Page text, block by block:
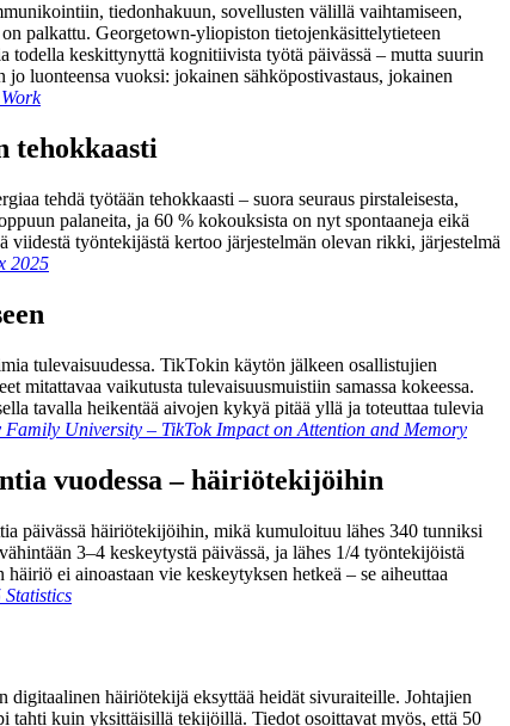
tiedonhakuun, sovellusten välillä vaihtamiseen,
palkattu. Georgetown-yliopiston tietojenkäsittelytieteen
keskittynyttä kognitiivista työtä päivässä – mutta suurin
luonteensa vuoksi: jokainen sähköpostivastaus, jokainen
tehokkaasti
tehdä työtään tehokkaasti – suora seuraus pirstaleisesta,
palaneita, ja 60 % kokouksista on nyt spontaaneja eikä
työntekijästä kertoo järjestelmän olevan rikki, järjestelmä
2025
tulevaisuudessa. TikTokin käytön jälkeen osallistujien
mitattavaa vaikutusta tulevaisuusmuistiin samassa kokeessa.
tavalla heikentää aivojen kykyä pitää yllä ja toteuttaa tulevia
Family University – TikTok Impact on Attention and Memory
vuodessa – häiriötekijöihin
päivässä häiriötekijöihin, mikä kumuloituu lähes 340 tunniksi
3–4 keskeytystä päivässä, ja lähes 1/4 työntekijöistä
ei ainoastaan vie keskeytyksen hetkeä – se aiheuttaa
häiriötekijä eksyttää heidät sivuraiteille. Johtajien
tahti kuin yksittäisillä tekijöillä. Tiedot osoittavat myös, että 50